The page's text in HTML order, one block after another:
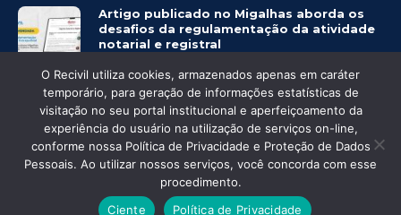
Artigo publicado no Migalhas aborda os
desafios da regulamentação da atividade
notarial e registral
0 455
© Recivil 2020 – Todos os direitos reservados.
Desenvolvido por:
O Recivil utiliza cookies, armazenados apenas em caráter
temporário, para geração de informações estatísticas de
visitação no seu portal institucional e aperfeiçoamento da
experiência do usuário na utilização de serviços on-line,
conforme nossa Política de Privacidade e Proteção de Dados
Pessoais. Ao utilizar nossos serviços, você concorda com esse
procedimento.
Ciente
Política de Privacidade